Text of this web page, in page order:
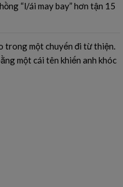
“l/ái may bay” hơn tận 15
trong một chuyến đi từ thiện.
một cái tên khiến anh khóc